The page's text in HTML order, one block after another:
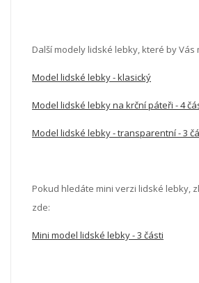
Další modely lidské lebky, které by Vás
Model lidské lebky - klasický
Model lidské lebky na krční páteři - 4
Model lidské lebky - transparentní - 3
Pokud hledáte mini verzi lidské lebky,
zde:
Mini model lidské lebky - 3 části